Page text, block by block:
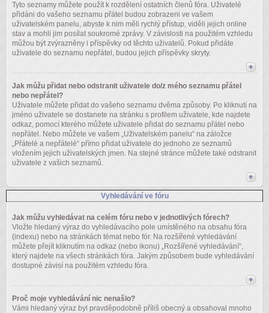
Tyto seznamy můžete použít k rozdělení ostatních členů fóra. Uživatelé
přidáni do vašeho seznamu přátel budou zobrazeni ve vašem
uživatelském panelu, abyste k nim měli rychlý přístup, viděli jejich online
stav a mohli jim posílat soukromé zprávy. V závislosti na použitém vzhledu
můžou být zvýrazněny i příspěvky od těchto uživatelů. Pokud přidáte
uživatele do seznamu nepřátel, budou jejich příspěvky skryty.
Jak můžu přidat nebo odstranit uživatele do/z mého seznamu přátel
nebo nepřátel?
Uživatele můžete přidat do vašeho seznamu dvěma způsoby. Po kliknutí na
jméno uživatele se dostanete na stránku s profilem uživatele, kde najdete
odkaz, pomocí kterého můžete uživatele přidat do seznamu přátel nebo
nepřátel. Nebo můžete ve vašem „Uživatelském panelu“ na záložce
„Přátelé a nepřátelé“ přímo přidat uživatele do jednoho ze seznamů
vložením jejich uživatelských jmen. Na stejné stránce můžete také odstranit
uživatele z vašich seznamů.
Vyhledávání ve fóru
Jak můžu vyhledávat na celém fóru nebo v jednotlivých fórech?
Vložte hledaný výraz do vyhledávacího pole umístěného na obsahu fóra
(indexu) nebo na stránkách témat nebo fór. Na rozšířené vyhledávání
můžete přejít kliknutím na odkaz (nebo ikonu) „Rozšířené vyhledávání“,
který najdete na všech stránkách fóra. Jakým způsobem bude vyhledávání
dostupné závisí na použitém vzhledu fóra.
Proč moje vyhledávání nic nenašlo?
Vámi hledaný výraz byl pravděpodobně příliš obecný a obsahoval mnoho